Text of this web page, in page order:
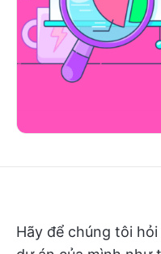
Hãy để chúng tôi